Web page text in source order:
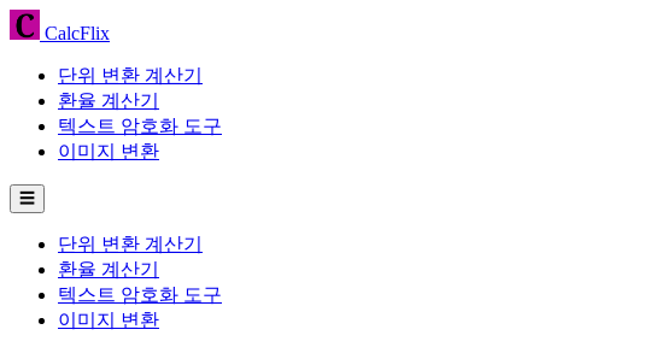
CalcFlix
단위 변환 계산기
환율 계산기
텍스트 암호화 도구
이미지 변환
☰
단위 변환 계산기
환율 계산기
텍스트 암호화 도구
이미지 변환